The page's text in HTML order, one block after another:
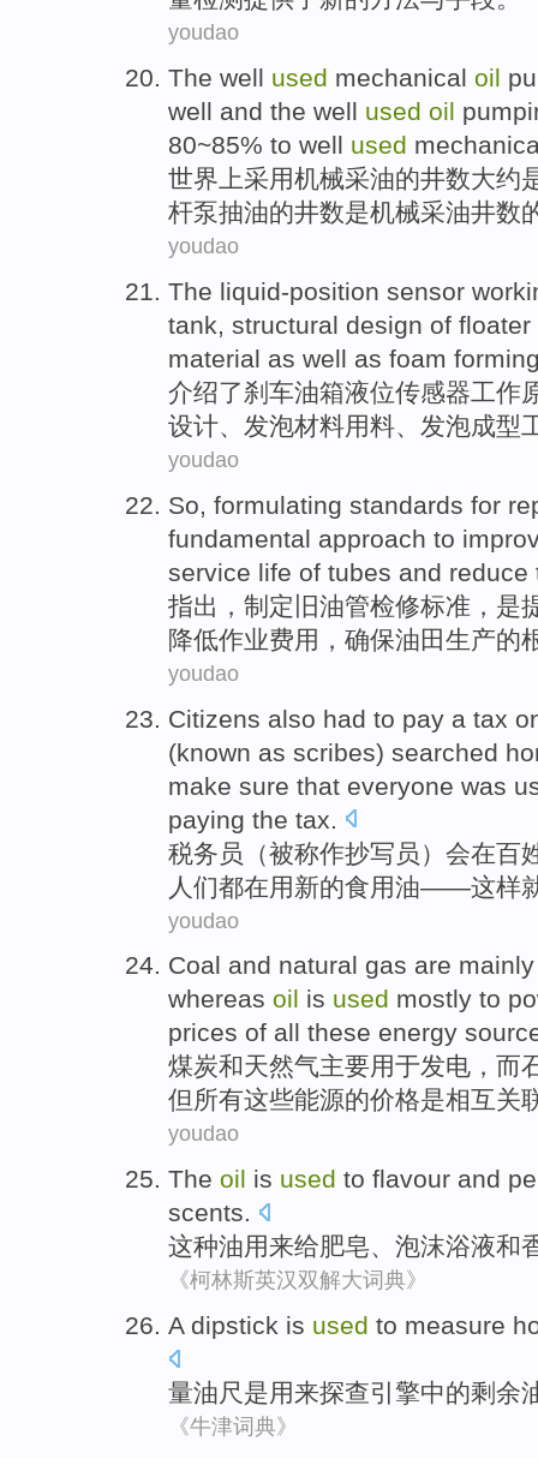
youdao
The well used mechanical oil
well and the well used oil
80~85% to well used
世界上采用机械采油的井数大约
杆泵抽油的井数是机械采油井数
youdao
The liquid-position sensor
tank, structural design of floater
material as well as foam
介绍了刹车油箱液位传感器工作
设计、 发泡材料用料、发泡成型
youdao
So, formulating standards for
fundamental approach to
service life of tubes and reduce
指出， 制定 旧油管检修标准 ， 是
降低作业费用 ， 确保油田生产的
youdao
Citizens also had to pay a tax
(known as scribes) searched
make sure that everyone was
paying the tax
税务员 （被称作抄写员 ）会在百
人们都在用新的食用油——这样
youdao
Coal and natural gas are mainly
whereas oil is used mostly to
prices of all these energy
煤炭和天然气主要用于发电 ， 而
但所有这些能源的价格是相互关
youdao
The oil is used to flavour and
scents.
这种油用来给肥皂、 泡沫浴液和
《柯林斯英汉双解大词典》
A dipstick is used to measure
量油尺 是用来探查引擎中的剩余
《牛津词典》